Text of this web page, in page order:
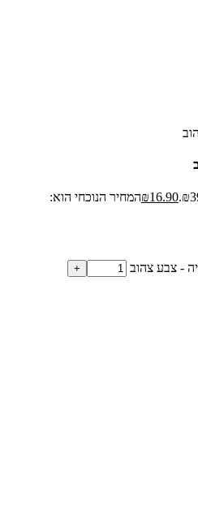
₪16.90
המחיר הנוכחי הוא:
- צבע צהוב